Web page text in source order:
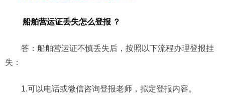
船舶营运证丢失怎么登报 ？
答：船舶营运证不慎丢失后，按照以下流程办理登报挂
失：
1.可以电话或微信咨询登报老师，拟定登报内容。